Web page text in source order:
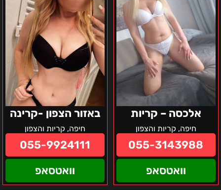
אלכסה – קריות
חיפה, קריות והצפון
055-3143988
וואטסאפ
באזור הצפון -קרינה
חיפה, קריות והצפון
055-9924111
וואטסאפ